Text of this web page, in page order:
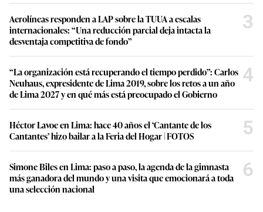
Aerolíneas responden a LAP sobre la TUUA a escalas
internacionales: “Una reducción parcial deja intacta la
desventaja competitiva de fondo”
3
“La organización está recuperando el tiempo perdido”: Carlos
Neuhaus, expresidente de Lima 2019, sobre los retos a un año
de Lima 2027 y en qué más está preocupado el Gobierno
4
Héctor Lavoe en Lima: hace 40 años el ‘Cantante de los
Cantantes’ hizo bailar a la Feria del Hogar | FOTOS
5
Simone Biles en Lima: paso a paso, la agenda de la gimnasta
más ganadora del mundo y una visita que emocionará a toda
una selección nacional
6